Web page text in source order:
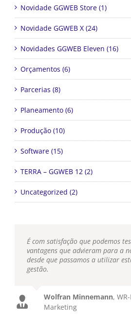
Novidade GGWEB Store (1)
Novidade GGWEB X (24)
Novidades GGWEB Eleven (16)
Orçamentos (6)
Parcerias (8)
Planeamento (6)
Produção (10)
Software (15)
TERRA – GGWEB 12 (2)
Uncategorized (2)
É com satisfação que podemos
vantagens que advieram para a
desde que passamos a utilizar
gestão.
Wolfran Minnemann,
Marketing